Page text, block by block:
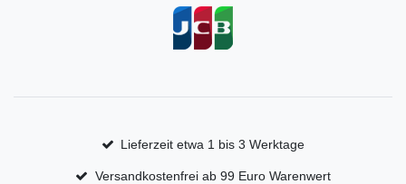
Lieferzeit etwa 1 bis 3 Werktage
Versandkostenfrei ab 99 Euro Warenwert